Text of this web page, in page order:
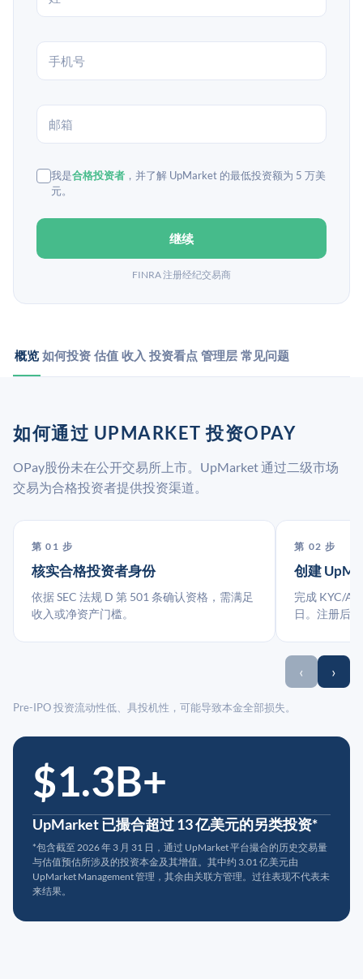
我是合格投资者 ，并了解 UpMarket 的最低投资额为 5 万美
元。
继续
FINRA 注册经纪交易商
概览 如何投资 估值 收入 投资看点 管理层 常见问题
如何通过 UPMARKET 投资OPAY
OPay股份未在公开交易所上市。UpMarket 通过二级市场
交易为合格投资者提供投资渠道。
第 01 步
核实合格投资者身份
依据 SEC 法规 D 第 501 条确认资格，需满足
收入或净资产门槛。
第 02 步
创建
完成 KYC/
日。注册后
‹ ›
Pre-IPO 投资流动性低、具投机性，可能导致本金全部损失。
$1.3B+
UpMarket 已撮合超过 13 亿美元的另类投资*
*包含截至 2026 年 3 月 31 日，通过 UpMarket 平台撮合的历史交易量
与估值预估所涉及的投资本金及其增值。其中约 3.01 亿美元由
UpMarket Management 管理，其余由关联方管理。过往表现不代表未
来结果。